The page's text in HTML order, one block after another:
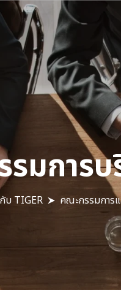
มการบ
บ TIGER คณะกรรมการ